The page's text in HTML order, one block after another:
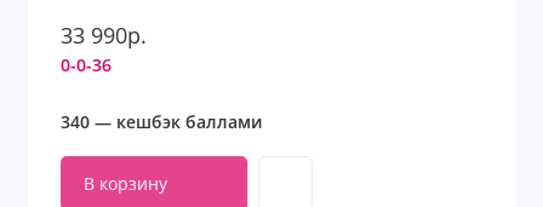
33 990р.
0-0-36
340 — кешбэк баллами
В корзину